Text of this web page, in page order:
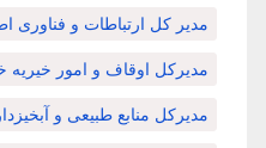
مدیر کل ارتباطات و فناوری
مدیرکل اوقاف و امور
مدیرکل منابع طبیعی و